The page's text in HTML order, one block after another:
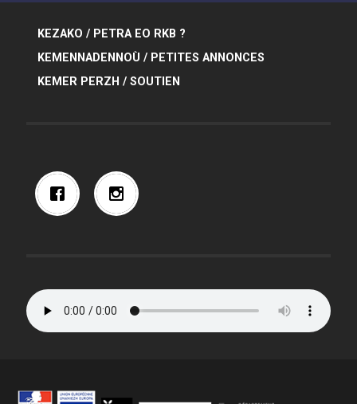
KEZAKO / PETRA EO RKB ?
KEMENNADENNOÙ / PETITES ANNONCES
KEMER PERZH / SOUTIEN